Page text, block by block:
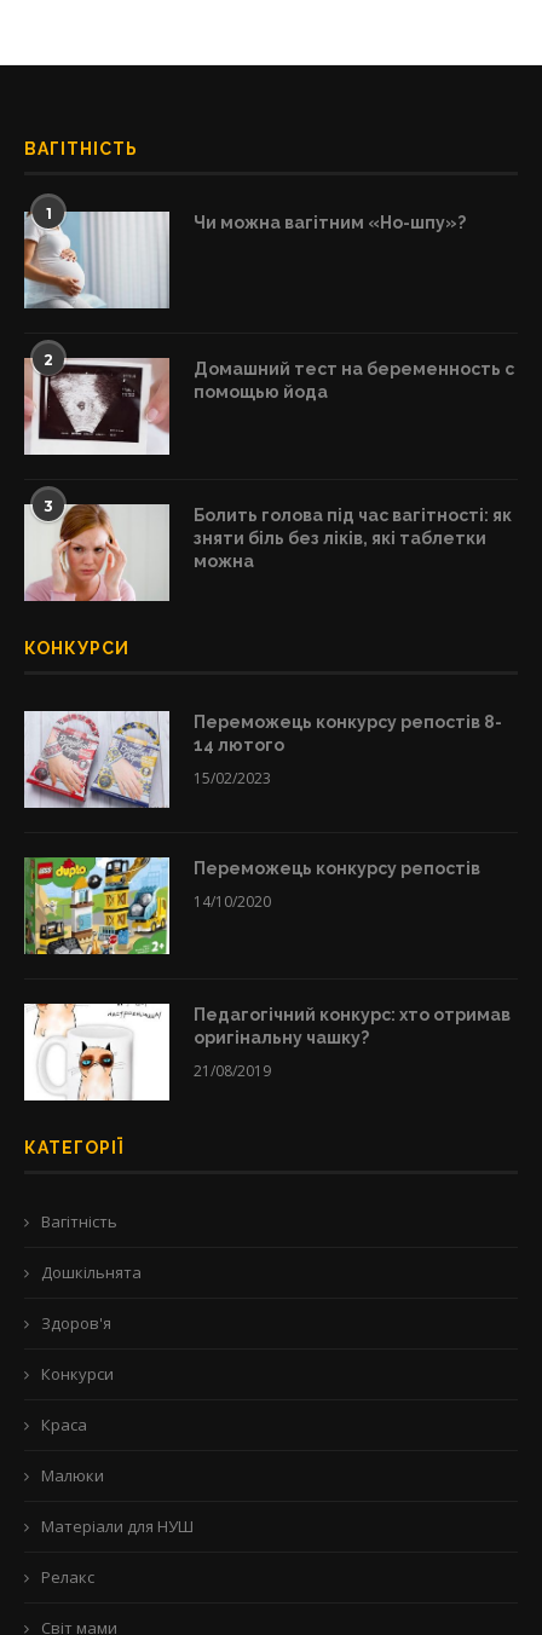
ВАГІТНІСТЬ
1 Чи можна вагітним «Но-шпу»?
2
Домашний тест на беременность с
помощью йода
3
Болить голова під час вагітності: як
зняти біль без ліків, які таблетки
можна
КОНКУРСИ
Переможець конкурсу репостів 8-
14 лютого
15/02/2023
Переможець конкурсу репостів
14/10/2020
Педагогічний конкурс: хто отримав
оригінальну чашку?
21/08/2019
КАТЕГОРІЇ
Вагітність
Дошкільнята
Здоров'я
Конкурси
Краса
Малюки
Матеріали для НУШ
Релакс
Світ мами